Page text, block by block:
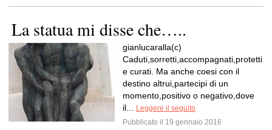
La statua mi disse che…..
gianlucaralla(c)
Caduti,sorretti,accompagnati,protetti
e curati. Ma anche coesi con il
destino altrui,partecipi di un
momento,positivo o negativo,dove
il...
Leggere il seguito
Pubblicato il 19 gennaio 2016